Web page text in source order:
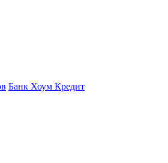
Банк Хоум Кредит